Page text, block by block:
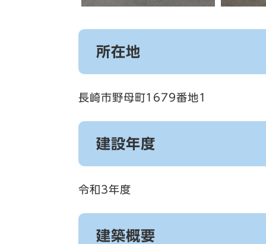
所在地
長崎市野母町1679番地1
建設年度
令和3年度
建築概要